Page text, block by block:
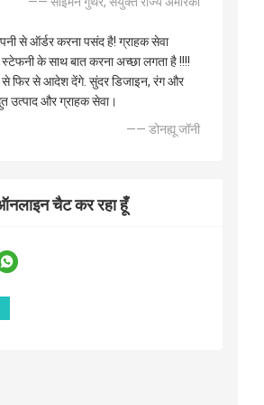
से ऑर्डर करना पसंद है! ग्राहक सेवा
स्टेफनी के साथ बात करना अच्छा लगता है !!!!
से फिर से आदेश देंगे. सुंदर डिजाइन, रंग और
उत्पाद और ग्राहक सेवा।
—— डोनह्यू जॉनी
चैट कर रहा हूँ